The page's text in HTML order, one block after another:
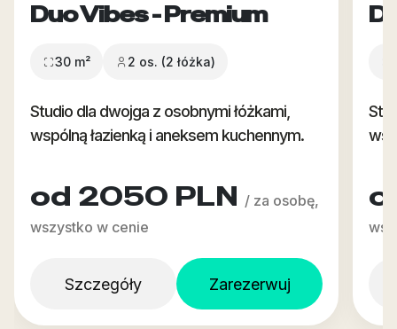
Duo Vibes - Premium
30 m² 2 os. (2 łóżka)
Studio dla dwojga z osobnymi łóżkami,
wspólną łazienką i aneksem kuchennym.
od 2050 PLN / za osobę,
wszystko w cenie
Szczegóły Zarezerwuj